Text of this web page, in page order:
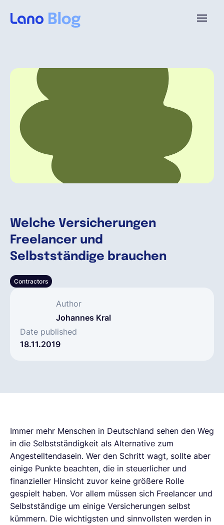
Welche Versicherungen
Freelancer und
Selbstständige brauchen
Contractors
Author
Johannes Kral
Date published
18.11.2019
Warum Lano?
Preise
Ressourcen
Deutsch
EOR & Payroll
Contractor Management
Immer mehr Menschen in Deutschland sehen den Weg
in die Selbstständigkeit als Alternative zum
Angestelltendasein. Wer den Schritt wagt, sollte aber
einige Punkte beachten, die in steuerlicher und
finanzieller Hinsicht zuvor keine größere Rolle
gespielt haben. Vor allem müssen sich Freelancer und
Selbstständige um einige Versicherungen selbst
kümmern. Die wichtigsten und sinnvollsten werden in